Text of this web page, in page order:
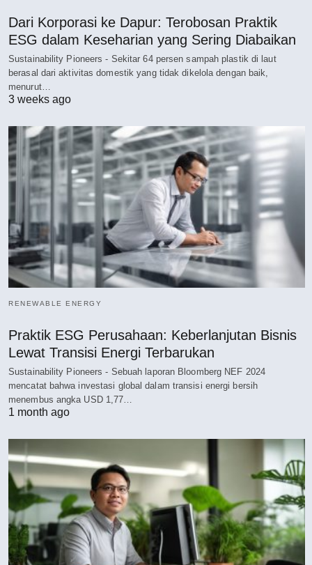
Dari Korporasi ke Dapur: Terobosan Praktik
ESG dalam Keseharian yang Sering Diabaikan
Sustainability Pioneers - Sekitar 64 persen sampah plastik di laut
berasal dari aktivitas domestik yang tidak dikelola dengan baik,
menurut…
3 weeks ago
RENEWABLE ENERGY
Praktik ESG Perusahaan: Keberlanjutan Bisnis
Lewat Transisi Energi Terbarukan
Sustainability Pioneers - Sebuah laporan Bloomberg NEF 2024
mencatat bahwa investasi global dalam transisi energi bersih
menembus angka USD 1,77…
1 month ago